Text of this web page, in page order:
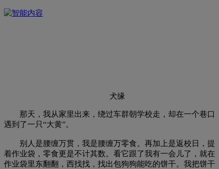
犬缘
那天，我从家里出来，绕过车群朝学校走，却在一个巷口
遇到了一只“大黄”。
别人是腰缠万贯，我是腰缠万零食。再加上是返校日，提
着作业袋，零食更是不计其数。看它跟了我有一会儿了，就在
作业袋里东翻翻，西找找，找出包狗狗能吃的饼干。我把饼干